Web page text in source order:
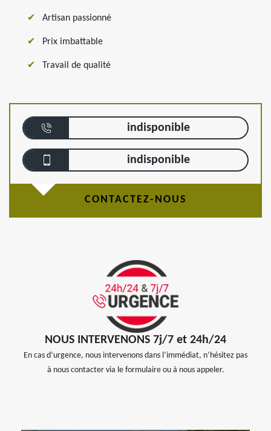
Artisan passionné
Prix imbattable
Travail de qualité
indisponible
indisponible
CONTACTEZ-NOUS
NOUS INTERVENONS 7j/7 et 24h/24
En cas d’urgence, nous intervenons dans l’immédiat, n’hésitez pas
à nous contacter via le formulaire ou à nous appeler.